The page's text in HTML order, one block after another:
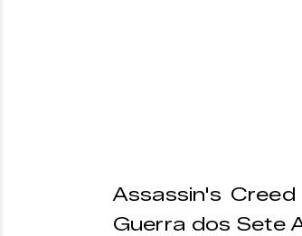
Assassin's
Guerra dos Sete